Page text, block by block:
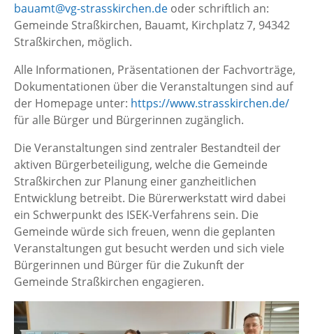
bauamt@vg-strasskirchen.de oder schriftlich an:
Gemeinde Straßkirchen, Bauamt, Kirchplatz 7, 94342
Straßkirchen, möglich.
Alle Informationen, Präsentationen der Fachvorträge,
Dokumentationen über die Veranstaltungen sind auf
der Homepage unter: https://www.strasskirchen.de/
für alle Bürger und Bürgerinnen zugänglich.
Die Veranstaltungen sind zentraler Bestandteil der
aktiven Bürgerbeteiligung, welche die Gemeinde
Straßkirchen zur Planung einer ganzheitlichen
Entwicklung betreibt. Die Bürerwerkstatt wird dabei
ein Schwerpunkt des ISEK-Verfahrens sein. Die
Gemeinde würde sich freuen, wenn die geplanten
Veranstaltungen gut besucht werden und sich viele
Bürgerinnen und Bürger für die Zukunft der
Gemeinde Straßkirchen engagieren.